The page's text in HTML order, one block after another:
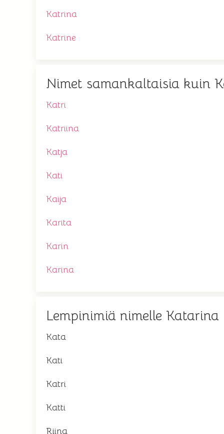
Katrina
Katrine
Nimet samankaltaisia kuin
Katri
Katriina
Katja
Kati
Kaija
Karita
Karin
Karina
Lempinimiä nimelle Katarina
Kata
Kati
Katri
Katti
Riina